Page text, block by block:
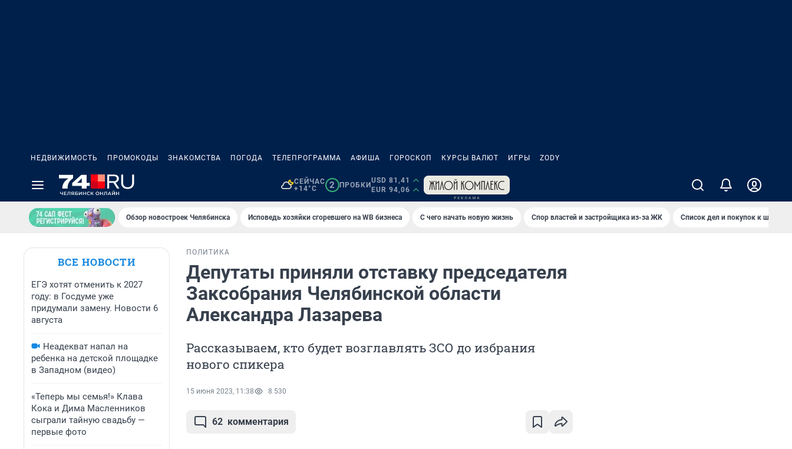
НЕДВИЖИМОСТЬ ПРОМОКОДЫ ЗНАКОМСТВА ПОГОДА ТЕЛЕПРОГРАММА АФИША ГОРОСКОП КУРСЫ ВАЛЮТ ИГРЫ ZODY
СЕЙЧАС
+14°C
2 ПРОБКИ
USD 81,41
EUR 94,06
Обзор новостроек Челябинска Исповедь хозяйки сгоревшего на WB бизнеса С чего начать новую жизнь Спор властей и застройщика из-за ЖК Список дел и покупок к школе
ВСЕ НОВОСТИ
ЕГЭ хотят отменить к 2027
году: в Госдуме уже
придумали замену. Новости 6
августа
Неадекват напал на
ребенка на детской площадке
в Западном (видео)
«Теперь мы семья!» Клава
Кока и Дима Масленников
сыграли тайную свадьбу —
первые фото
ПОЛИТИКА
Депутаты приняли отставку председателя
Заксобрания Челябинской области
Александра Лазарева
Рассказываем, кто будет возглавлять ЗСО до избрания
нового спикера
15 июня 2023, 11:38 8 530
62 комментария